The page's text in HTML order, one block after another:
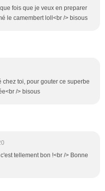
fois que je veux en preparer
le camembert loll<br /> bisous
toi, pour gouter ce superbe
/> bisous
tellement bon !<br /> Bonne